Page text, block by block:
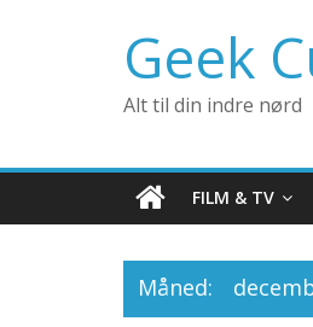
Geek
Alt til din indre nørd
FILM & TV
Måned: